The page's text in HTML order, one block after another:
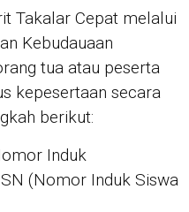
Takalar Cepat melalui
Kebudauaan
tua atau peserta
kepesertaan secara
berikut:
Induk
(Nomor Induk Siswa